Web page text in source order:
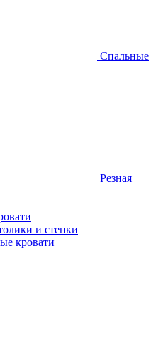
Спальные
Резная
и стенки
кровати